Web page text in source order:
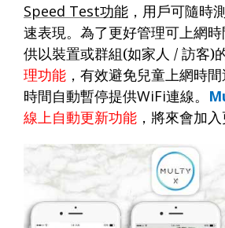
Speed Test功能 ，用戶可隨時
速表現。為了更好管理可上網時
供以裝置或群組(如家人 / 訪客)
理功能 ，有效避免兒童上網時
時間自動暫停提供WiFi連線。
線上自動更新功能 ，將來會加